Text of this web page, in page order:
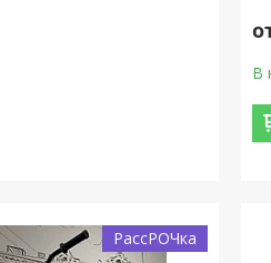
В
РассРОЧка